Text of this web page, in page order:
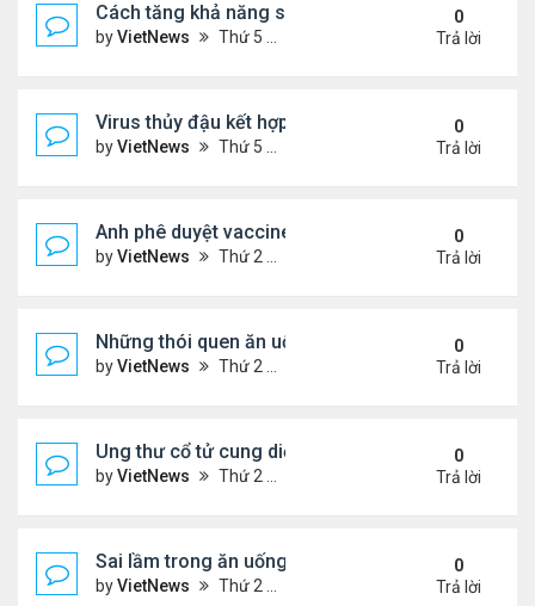
Cách tăng khả năng sống sót khi máy bay gặp sự
byVietNews Thứ 5 Tháng 8 18, 2022 4:11 pm
0
Trả lời
Virus thủy đậu kết hợp virus mụn rộp thành bệnh
byVietNews Thứ 5 Tháng 8 18, 2022 3:28 pm
0
Trả lời
Anh phê duyệt vaccine đặc hiệu với biến chủng
byVietNews Thứ 2 Tháng 8 15, 2022 3:54 pm
0
Trả lời
Những thói quen ăn uống gây lão hóa nhanh
byVietNews Thứ 2 Tháng 8 15, 2022 3:50 pm
0
Trả lời
Ung thư cổ tử cung diễn tiến âm thầm
byVietNews Thứ 2 Tháng 8 15, 2022 3:48 pm
0
Trả lời
Sai lầm trong ăn uống gây suy giảm sinh lý ở nam
byVietNews Thứ 2 Tháng 8 15, 2022 2:40 pm
0
Trả lời